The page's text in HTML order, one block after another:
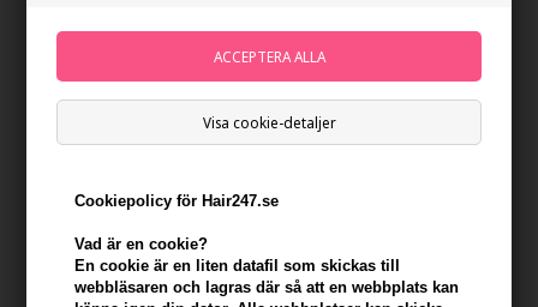
Visa cookie-detaljer
Cookiepolicy för Hair247.se
Vad är en cookie?
En cookie är en liten datafil som skickas till
webbläsaren och lagras där så att en webbplats kan